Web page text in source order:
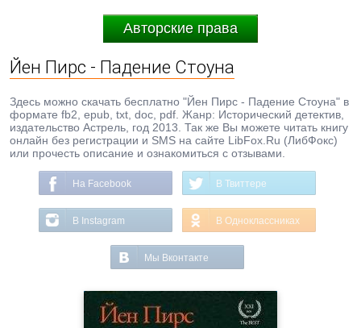
Авторские права
Йен Пирс - Падение Стоуна
Здесь можно скачать бесплатно "Йен Пирс - Падение Стоуна" в
формате fb2, epub, txt, doc, pdf. Жанр: Исторический детектив,
издательство Астрель, год 2013. Так же Вы можете читать книгу
онлайн без регистрации и SMS на сайте LibFox.Ru (ЛибФокс)
или прочесть описание и ознакомиться с отзывами.
На Facebook В Твиттере
В Instagram В Одноклассниках
Мы Вконтакте